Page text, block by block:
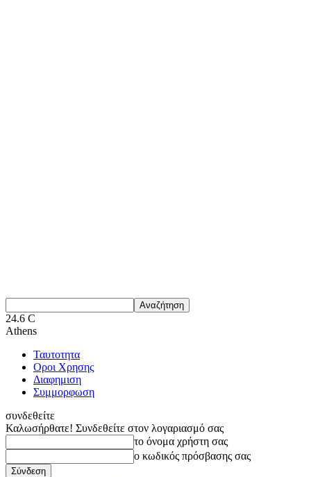
24.6 C
Athens
Ταυτοτητα
Οροι Χρησης
Διαφημιση
Συμμορφωση
συνδεθείτε
Καλωσήρθατε! Συνδεθείτε στον λογαριασμό σας
το όνομα χρήστη σας
ο κωδικός πρόσβασης σας